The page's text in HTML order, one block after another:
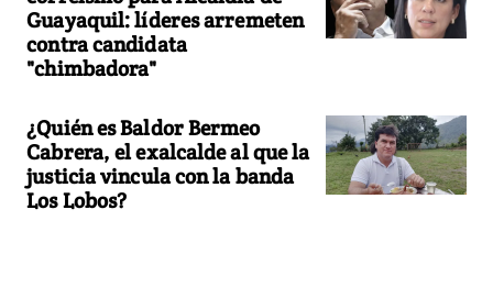
Guayaquil: líderes arremeten
contra candidata
"chimbadora"
¿Quién es Baldor Bermeo
Cabrera, el exalcalde al que la
justicia vincula con la banda
Los Lobos?